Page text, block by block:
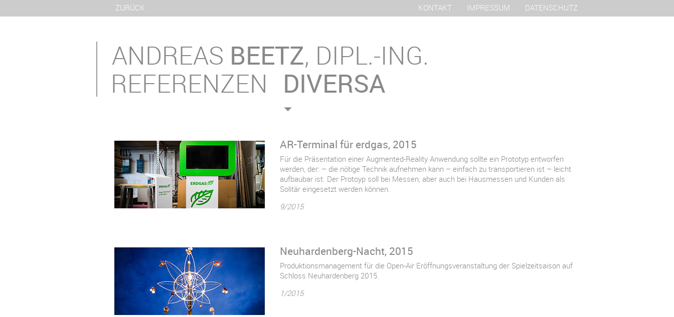
ZURÜCK DATENSCHUTZ
IMPRESSUM
KONTAKT
ANDREAS BEETZ, DIPL.-ING.
REFERENZEN DIVERSA
AR-Terminal für erdgas, 2015
Für die Präsentation einer Augmented-Reality Anwendung sollte ein Prototyp entworfen
werden, der: – die nötige Technik aufnehmen kann – einfach zu transportieren ist – leicht
aufbaubar ist. Der Protoyp soll bei Messen, aber auch bei Hausmessen und Kunden als
Solitär eingesetzt werden können.
9/2015
Neuhardenberg-Nacht, 2015
Produktionsmanagement für die Open-Air Eröffnungsveranstaltung der Spielzeitsaison auf
Schloss Neuhardenberg 2015.
1/2015